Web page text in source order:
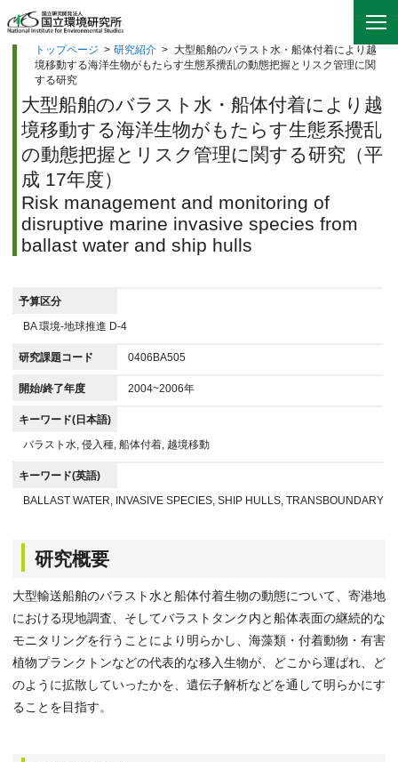
トップページ > 研究紹介 > 大型船舶のバラスト水・船体付着により越
境移動する海洋生物がもたらす生態系攪乱の動態把握とリスク管理に関
する研究
大型船舶のバラスト水・船体付着により越
境移動する海洋生物がもたらす生態系攪乱
の動態把握とリスク管理に関する研究（平
成 17年度）
Risk management and monitoring of
disruptive marine invasive species from
ballast water and ship hulls
予算区分
BA 環境-地球推進 D-4
研究課題コード 0406BA505
開始/終了年度 2004~2006年
キーワード(日本語)
バラスト水, 侵入種, 船体付着, 越境移動
キーワード(英語)
BALLAST WATER, INVASIVE SPECIES, SHIP HULLS, TRANSBOUNDARY
研究概要
大型輸送船舶のバラスト水と船体付着生物の動態について、寄港地
における現地調査、そしてバラストタンク内と船体表面の継続的な
モニタリングを行うことにより明らかし、海藻類・付着動物・有害
植物プランクトンなどの代表的な移入生物が、どこから運ばれ、ど
のように拡散していったかを、遺伝子解析などを通して明らかにす
ることを目指す。